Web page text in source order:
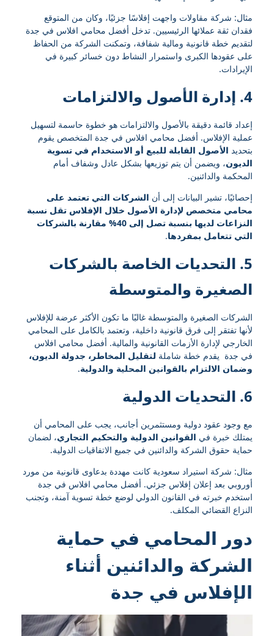
مثال: شركة مقاولات واجهت إفلاسًا جزئيًا، وكان من المتوقع
فقدان ثقة عملائها الرئيسيين. تدخل أفضل محامي افلاس في جدة
لتقديم خطة قانونية ومالية شفافة، وتمكنت الشركة من الحفاظ
على عقودها الكبرى واستمرار النشاط دون خسائر كبيرة في
الإيرادات.
4. إدارة الأصول والالتزامات
إعداد قائمة دقيقة بالأصول والالتزامات هو خطوة حاسمة لتسهيل
عملية الإفلاس. أفضل محامي افلاس في جدة المتخصص يقوم
بتحديد الأصول القابلة للبيع أو الاستخدام في تسوية
الديون، ويضمن أن يتم توزيعها بشكل عادل وشفاف أمام
المحكمة والدائنين.
إحصائيًا، تشير البيانات إلى أن الشركات التي تعتمد على
محامي متخصص لإدارة الأصول خلال الإفلاس تقل نسبة
النزاعات لديها بنسبة تصل إلى 40% مقارنة بالشركات
التي تتعامل بمفردها.
5. التحديات الخاصة بالشركات
الصغيرة والمتوسطة
الشركات الصغيرة والمتوسطة غالبًا ما تكون الأكثر عرضة للإفلاس
لأنها تفتقر إلى فرق قانونية داخلية، وتعتمد بالكامل على المحامي
الخارجي لإدارة الأزمات القانونية والمالية. أفضل محامي افلاس
في جدة يقدم خطة شاملة لتقليل المخاطر، جدولة الديون،
وضمان الالتزام بالقوانين المحلية والدولية.
6. التحديات الدولية
مع وجود عقود دولية ومستثمرين أجانب، يجب على المحامي أن
يمتلك خبرة في القوانين الدولية والتحكيم التجاري، لضمان
حماية حقوق الشركة والدائنين في جميع الاتفاقيات الدولية.
مثال: شركة استيراد سعودية كانت مهددة بدعاوى قانونية من مورد
أوروبي بعد إعلان إفلاس جزئي. أفضل محامي افلاس في جدة
استخدم خبرته في القانون الدولي لوضع خطة تسوية آمنة، وتجنب
النزاع القضائي المكلف.
دور المحامي في حماية
الشركة والدائنين أثناء
الإفلاس في جدة